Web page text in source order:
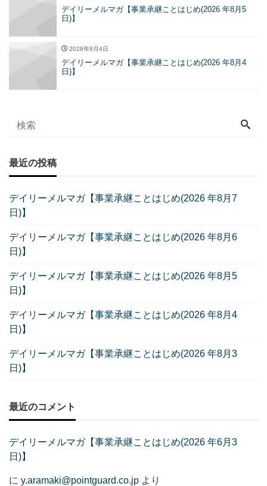
デイリーメルマガ【事業承継ことはじめ(2026 年8月5
日)】
2026年8月4日
デイリーメルマガ【事業承継ことはじめ(2026 年8月4
日)】
最近の投稿
デイリーメルマガ【事業承継ことはじめ(2026 年8月7
日)】
デイリーメルマガ【事業承継ことはじめ(2026 年8月6
日)】
デイリーメルマガ【事業承継ことはじめ(2026 年8月5
日)】
デイリーメルマガ【事業承継ことはじめ(2026 年8月4
日)】
デイリーメルマガ【事業承継ことはじめ(2026 年8月3
日)】
最近のコメント
デイリーメルマガ【事業承継ことはじめ(2026 年6月3
日)】
に y.aramaki@pointguard.co.jp より